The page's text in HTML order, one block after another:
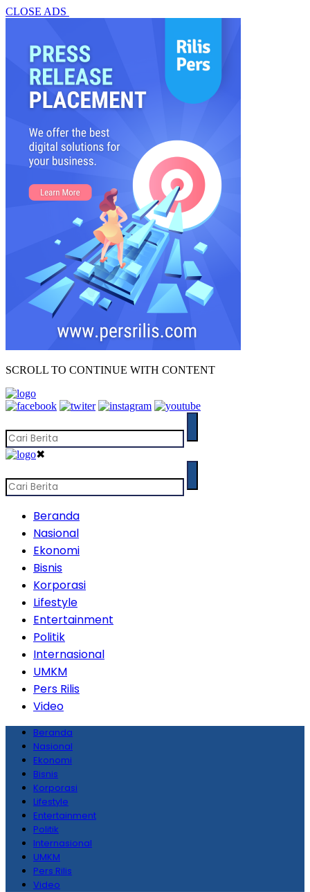
CLOSE ADS
SCROLL TO CONTINUE WITH CONTENT
✖
Beranda
Nasional
Ekonomi
Bisnis
Korporasi
Lifestyle
Entertainment
Politik
Internasional
UMKM
Pers Rilis
Video
Beranda
Nasional
Ekonomi
Bisnis
Korporasi
Lifestyle
Entertainment
Politik
Internasional
UMKM
Pers Rilis
Video